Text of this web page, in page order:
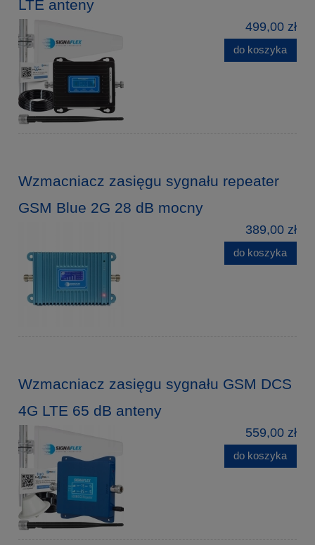
LTE anteny
499,00 zł
do koszyka
Wzmacniacz zasięgu sygnału repeater
GSM Blue 2G 28 dB mocny
389,00 zł
do koszyka
Wzmacniacz zasięgu sygnału GSM DCS
4G LTE 65 dB anteny
559,00 zł
do koszyka